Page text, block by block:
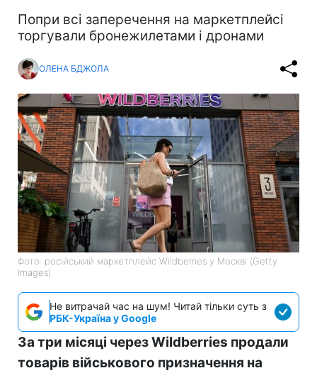
Попри всі заперечення на маркетплейсі
торгували бронежилетами і дронами
ОЛЕНА БДЖОЛА
Фото: російський маркетплейс Wildberries у Москві (Getty
Images)
Не витрачай час на шум! Читай тільки суть з
РБК-Україна у Google
За три місяці через Wildberries продали
товарів військового призначення на